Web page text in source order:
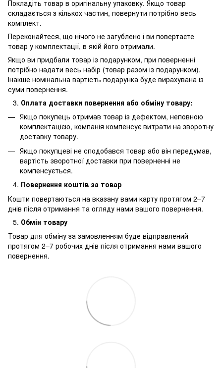
Покладіть товар в оригінальну упаковку. Якщо товар
складається з кількох частин, повернути потрібно весь
комплект.
Переконайтеся, що нічого не загублено і ви повертаєте
товар у комплектації, в якій його отримали.
Якщо ви придбали товар із подарунком, при поверненні
потрібно надати весь набір (товар разом із подарунком).
Інакше номінальна вартість подарунка буде вирахувана із
суми повернення.
Оплата доставки повернення або обміну товару:
Якщо покупець отримав товар із дефектом, неповною
комплектацією, компанія компенсує витрати на зворотну
доставку товару.
Якщо покупцеві не сподобався товар або він передумав,
вартість зворотної доставки при поверненні не
компенсується.
Повернення коштів за товар
Кошти повертаються на вказану вами карту протягом 2–7
днів після отримання та огляду нами вашого повернення.
Обмін товару
Товар для обміну за замовленням буде відправлений
протягом 2–7 робочих днів після отримання нами вашого
повернення.